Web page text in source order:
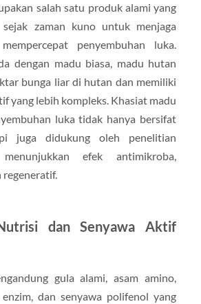
salah satu produk alami yang
zaman kuno untuk menjaga
penyembuhan luka.
dengan madu biasa, madu hutan
bunga liar di hutan dan memiliki
yang lebih kompleks. Khasiat madu
luka tidak hanya bersifat
juga didukung oleh penelitian
efek antimikroba,
dan Senyawa Aktif
gula alami, asam amino,
dan senyawa polifenol yang